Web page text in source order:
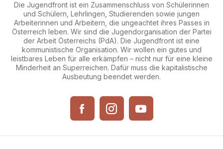
Die Jugendfront ist ein Zusammenschluss von Schülerinnen
und Schülern, Lehrlingen, Studierenden sowie jungen
Arbeiterinnen und Arbeitern, die ungeachtet ihres Passes in
Österreich leben. Wir sind die Jugendorganisation der Partei
der Arbeit Österreichs (PdA). Die Jugendfront ist eine
kommunistische Organisation. Wir wollen ein gutes und
leistbares Leben für alle erkämpfen – nicht nur für eine kleine
Minderheit an Superreichen. Dafür muss die kapitalistische
Ausbeutung beendet werden.